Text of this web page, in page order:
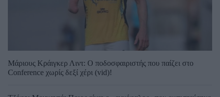
Μάριους Κράιγκερ Λιντ: Ο ποδοσφαιριστής που παίζει στο
Conference χωρίς δεξί χέρι (vid)!